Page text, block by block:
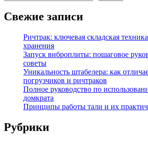
Свежие записи
Ричтрак: ключевая складская
хранения
Запуск виброплиты: пошаговое
советы
Уникальность штабелера: как
погрузчиков и ричтраков
Полное руководство по
домкрата
Принципы работы тали и их
Рубрики